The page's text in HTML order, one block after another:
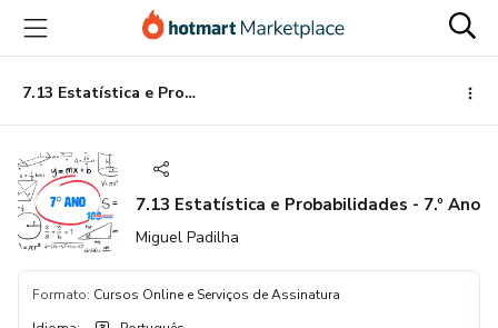
para
conteúdo
principal
para
pagamento
para
rodapé
7.13 Estatística e Probabilidades - 7.º Ano
7.13 Estatística e Probabilidades - 7.º Ano
Miguel Padilha
Formato: Cursos Online e Serviços de Assinatura